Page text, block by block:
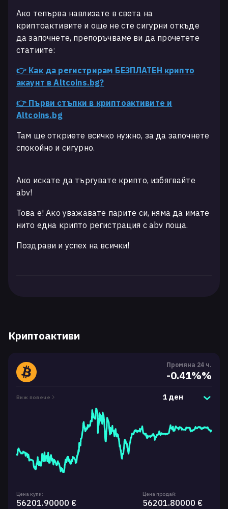
Ако тепърва навлизате в света на
криптоактивите и още не сте сигурни откъде
да започнете, препоръчваме ви да прочетете
статиите:
👉 Как да регистрирам БЕЗПЛАТЕН крипто
акаунт в Altcoins.bg?
👉 Първи стъпки в криптоактивите и
Altcoins.bg
Там ще откриете всичко нужно, за да започнете
спокойно и сигурно.
Ако искате да търгувате крипто, избягвайте
abv!
Това е! Ако уважавате парите си, няма да имате
нито една крипто регистрация с abv поща.
Поздрави и успех на всички!
Криптоактиви
Промяна 24 ч.
-0.41%%
Виж повече 1 ден
Цена купи:
56201.90000 €
Цена продай:
56201.80000 €